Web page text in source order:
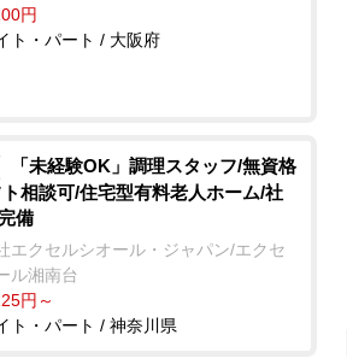
円
ト・パート / 大阪府
「未経験OK」調理スタッフ/無資格
相談可/住宅型有料老人ホーム/社
備
エクセルシオール・ジャパン/エクセ
ル湘南台
円～
ト・パート / 神奈川県